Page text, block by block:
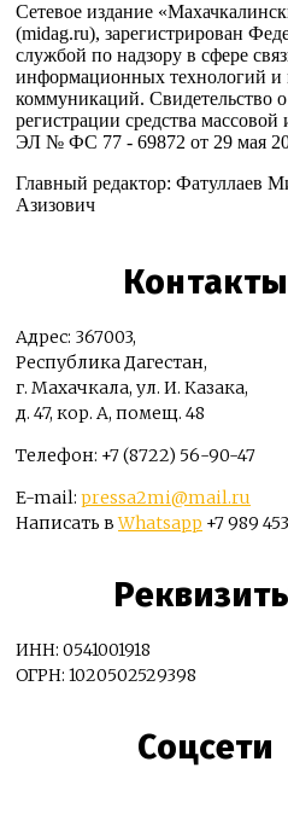
Сетевое издание
(midag.ru), зарегистрирован
службой по надзору в сфере
информационных технологий и
коммуникаций. Свидетельство о
регистрации средства
ЭЛ № ФС 77 - 69872 от 29 мая
Главный редактор: Фатуллаев
Азизович
Контакты
Адрес: 367003,
Республика Дагестан,
г. Махачкала, ул. И. Казака,
д. 47, кор. А, помещ. 48
Телефон: +7 (8722) 56-90-47
E-mail: pressa2mi@mail.ru
Написать вWhatsapp +7 989
ИНН: 0541001918
ОГРН: 1020502529398
Соцсети